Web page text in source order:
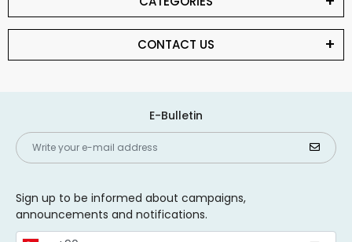
CONTACT US
E-Bulletin
Sign up to be informed about campaigns,
announcements and notifications.